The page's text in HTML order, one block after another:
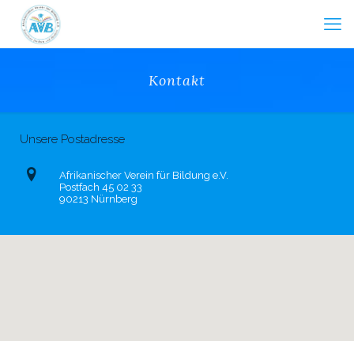
Kontakt
Unsere Postadresse
Afrikanischer Verein für Bildung e.V.
Postfach 45 02 33
90213 Nürnberg